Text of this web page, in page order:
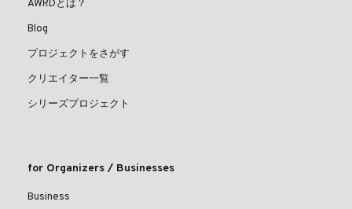
AWRDとは？
Blog
プロジェクトをさがす
クリエイター一覧
シリーズプロジェクト
for Organizers / Businesses
Business